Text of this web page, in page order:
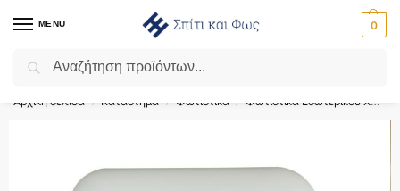
MENU 0
Flash Sale ⚡ 10% Έκπτωση με τον κωδικό ‘SPRING’!
Αρχική σελίδα / Κατάστημα / Φωτιστικά / Φωτιστικά Εσωτερικού Χώρου